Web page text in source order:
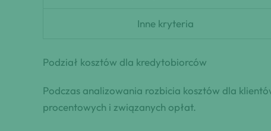
Inne kryteria
Podział kosztów dla kredytobiorców
Podczas analizowania rozbicia kosztów dla
procentowych i związanych opłat.